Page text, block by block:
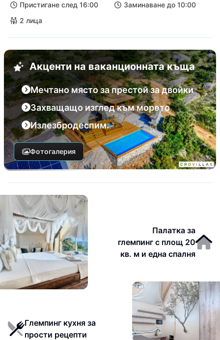
Пристигане след 16:00
Заминаване до 10:00
2 лица
Акценти на ваканционната къща
Мечтано място за престой за двойки
Захващащо изглед към морето
Излезбродеспим.
Фотогалерия
Палатка за
глемпинг с площ 20
кв. м и една спалня
Глемпинг кухня за
прости рецепти